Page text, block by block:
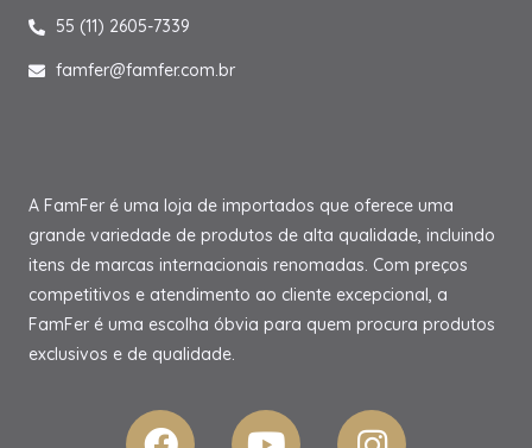
55 (11) 2605-7339
famfer@famfer.com.br
A FamFer é uma loja de importados que oferece uma
grande variedade de produtos de alta qualidade, incluindo
itens de marcas internacionais renomadas. Com preços
competitivos e atendimento ao cliente excepcional, a
FamFer é uma escolha óbvia para quem procura produtos
exclusivos e de qualidade.